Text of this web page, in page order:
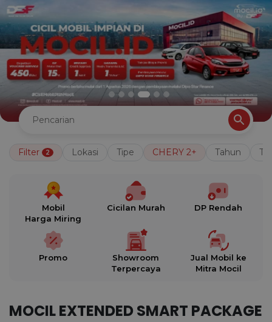
Filter 2 Lokasi Tipe CHERY 2+ Tahun
Mobil
Harga Miring
Cicilan Murah DP Rendah
Promo
Showroom
Terpercaya
Jual Mobil ke
Mitra Mocil
MOCIL EXTENDED SMART PACKAGE